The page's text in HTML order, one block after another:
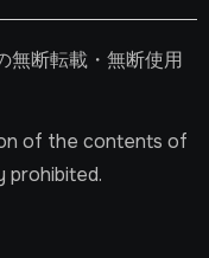
無断転載・無断使用
of the contents of
prohibited.